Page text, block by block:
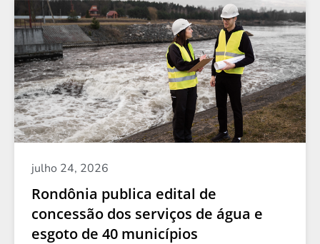
julho 24, 2026
Rondônia publica edital de
concessão dos serviços de água e
esgoto de 40 municípios